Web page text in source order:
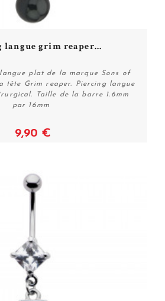
Voir
langue grim reaper...
plat de la marque Sons of
tête Grim reaper. Piercing langue
Taille de la barre 1.6mm
par 16mm
9,90 €